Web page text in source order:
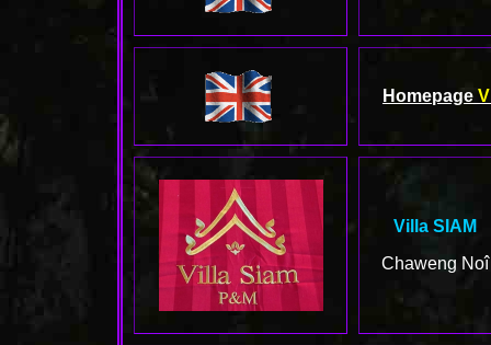
Homepage
Villa SIAM
Chaweng Noî